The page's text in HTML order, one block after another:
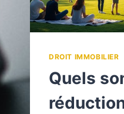
DROIT IMMOBILIER
Quels